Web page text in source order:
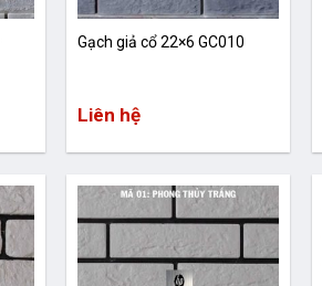
Gạch giả cổ 22×6 GC010
Liên hệ